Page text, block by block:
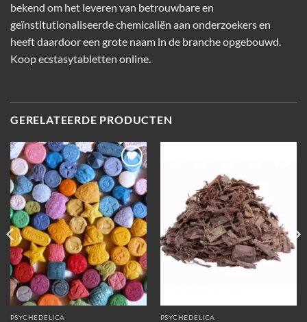
bekend om het leveren van betrouwbare en
geïnstitutionaliseerde chemicaliën aan onderzoekers en
heeft daardoor een grote naam in de branche opgebouwd.
Koopecstasytabletten online.
GERELATEERDE PRODUCTEN
Add to
wishlist
PSYCHEDELICA PSYCHEDELICA